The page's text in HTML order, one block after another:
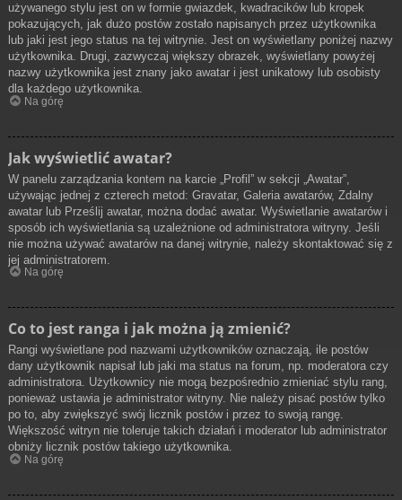
używanego stylu jest on w formie gwiazdek, kwadracików lub kropek
pokazujących, jak dużo postów zostało napisanych przez użytkownika
lub jaki jest jego status na tej witrynie. Jest on wyświetlany poniżej nazwy
użytkownika. Drugi, zazwyczaj większy obrazek, wyświetlany powyżej
nazwy użytkownika jest znany jako awatar i jest unikatowy lub osobisty
dla każdego użytkownika.
Na górę
Jak wyświetlić awatar?
W panelu zarządzania kontem na karcie „Profil” w sekcji „Awatar”,
używając jednej z czterech metod: Gravatar, Galeria awatarów, Zdalny
awatar lub Prześlij awatar, można dodać awatar. Wyświetlanie awatarów i
sposób ich wyświetlania są uzależnione od administratora witryny. Jeśli
nie można używać awatarów na danej witrynie, należy skontaktować się z
jej administratorem.
Na górę
Co to jest ranga i jak można ją zmienić?
Rangi wyświetlane pod nazwami użytkowników oznaczają, ile postów
dany użytkownik napisał lub jaki ma status na forum, np. moderatora czy
administratora. Użytkownicy nie mogą bezpośrednio zmieniać stylu rang,
ponieważ ustawia je administrator witryny. Nie należy pisać postów tylko
po to, aby zwiększyć swój licznik postów i przez to swoją rangę.
Większość witryn nie toleruje takich działań i moderator lub administrator
obniży licznik postów takiego użytkownika.
Na górę